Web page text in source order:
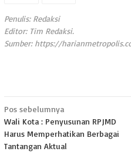
Penulis: Redaksi
Editor: Tim Redaksi.
Sumber: https://
Navigasi
pos
Pos sebelumnya
Wali Kota : Penyusunan RPJMD
Harus Memperhatikan Berbagai
Tantangan Aktual